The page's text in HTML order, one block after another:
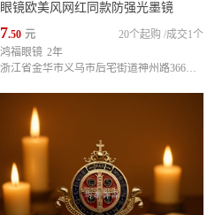
眼镜欧美风网红同款防强光墨镜
7.50 元 成交1个
20个起购 /
鸿福眼镜 2年
浙江省金华市义乌市后宅街道神州路366号（义乌市天来文体制笔有限公司内3栋4楼）